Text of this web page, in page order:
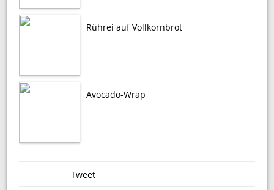
Rührei auf Vollkornbrot
Avocado-Wrap
Tweet